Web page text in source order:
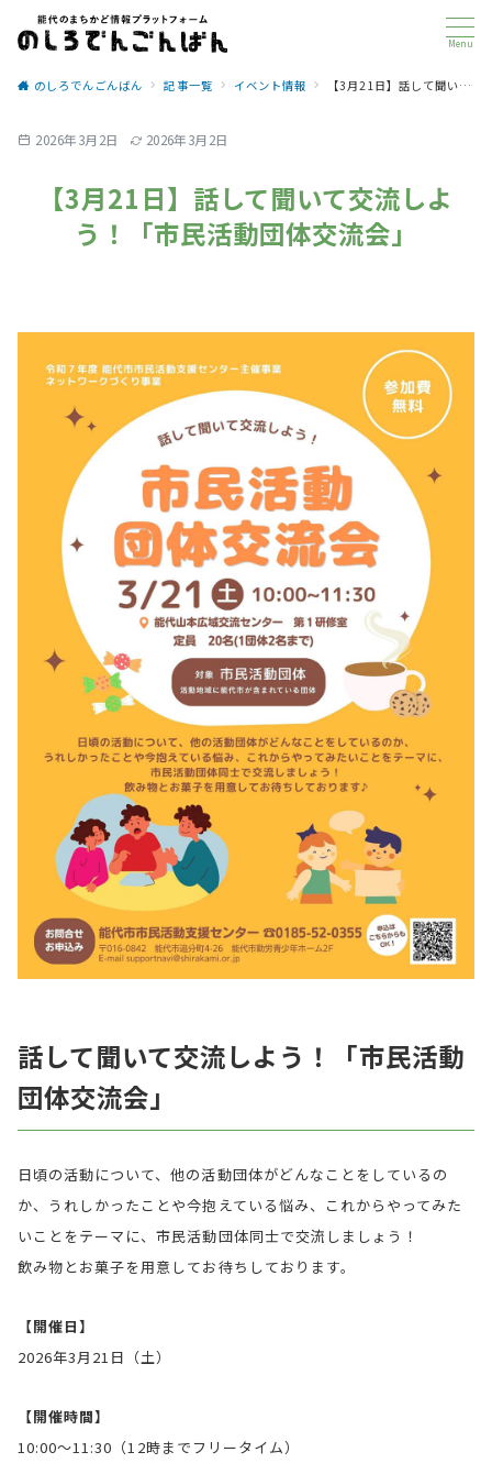
Menu
のしろでんごんばん 記事一覧 イベント情報 【3月21日】話して聞いて交流しよう！「市民活動団体交流会」
2026年3月2日 2026年3月2日
【3月21日】話して聞いて交流しよ
う！「市民活動団体交流会」
話して聞いて交流しよう！「市民活動
団体交流会」
日頃の活動について、他の活動団体がどんなことをしているの
か、うれしかったことや今抱えている悩み、これからやってみた
いことをテーマに、市民活動団体同士で交流しましょう！
飲み物とお菓子を用意してお待ちしております。
【開催日】
2026年3月21日（土）
【開催時間】
10:00〜11:30（12時までフリータイム）